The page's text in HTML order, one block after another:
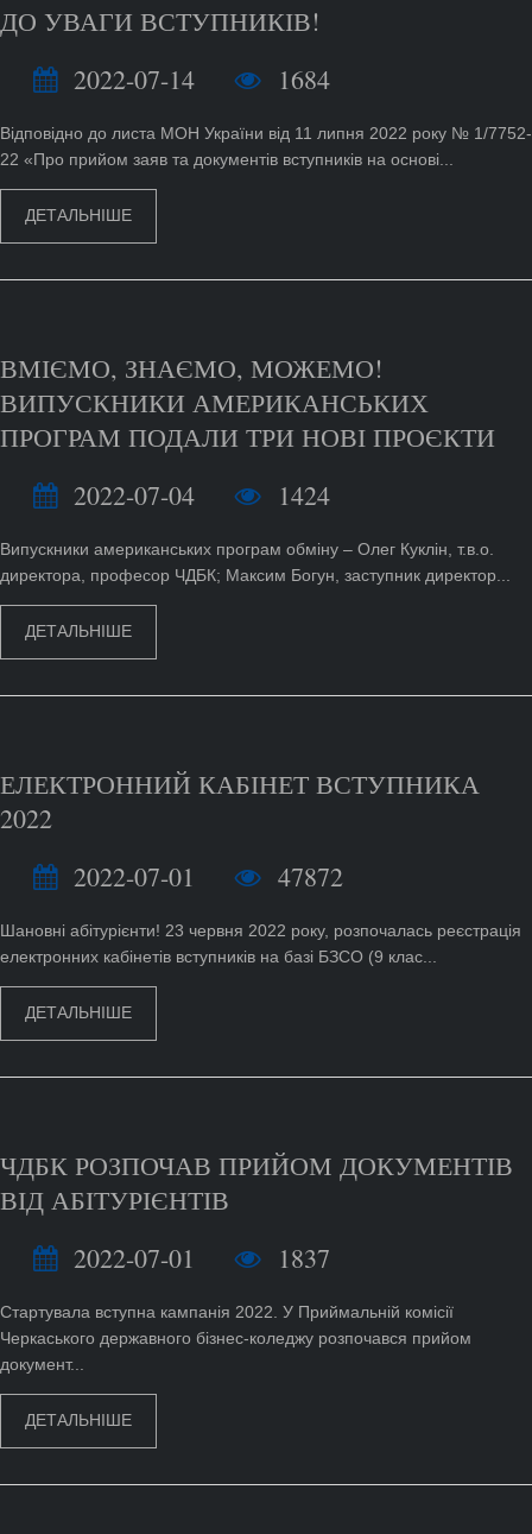
ДО УВАГИ ВСТУПНИКІВ!
2022-07-14
1684
Відповідно до листа МОН України від 11 липня 2022 року № 1/7752-
22 «Про прийом заяв та документів вступників на основі...
ДЕТАЛЬНІШЕ
ВМІЄМО, ЗНАЄМО, МОЖЕМО!
ВИПУСКНИКИ АМЕРИКАНСЬКИХ
ПРОГРАМ ПОДАЛИ ТРИ НОВІ ПРОЄКТИ
2022-07-04
1424
Випускники американських програм обміну – Олег Куклін, т.в.о.
директора, професор ЧДБК; Максим Богун, заступник директор...
ДЕТАЛЬНІШЕ
ЕЛЕКТРОННИЙ КАБІНЕТ ВСТУПНИКА
2022
2022-07-01
47872
Шановні абітурієнти! 23 червня 2022 року, розпочалась реєстрація
електронних кабінетів вступників на базі БЗСО (9 клас...
ДЕТАЛЬНІШЕ
ЧДБК РОЗПОЧАВ ПРИЙОМ ДОКУМЕНТІВ
ВІД АБІТУРІЄНТІВ
2022-07-01
1837
Стартувала вступна кампанія 2022. У Приймальній комісії
Черкаського державного бізнес-коледжу розпочався прийом
документ...
ДЕТАЛЬНІШЕ